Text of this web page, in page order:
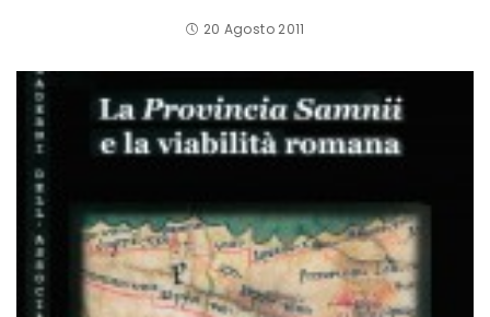
20 Agosto 2011